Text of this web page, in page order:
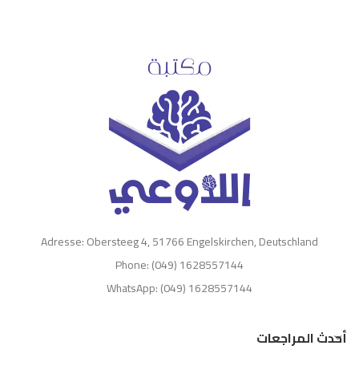
Adresse: Obersteeg 4, 51766 Engelskirchen, Deutschland
Phone: (049) 1628557144
WhatsApp: (049) 1628557144
أحدث المراجعات